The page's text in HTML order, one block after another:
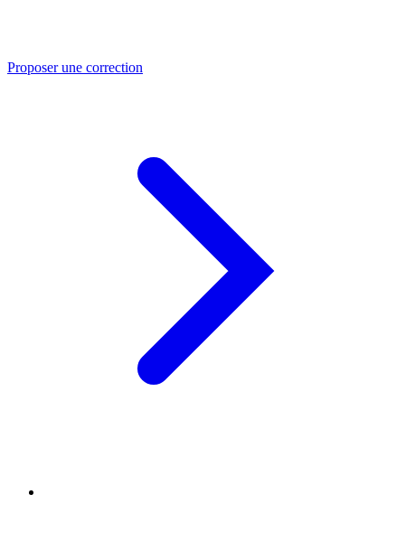
Proposer une correction